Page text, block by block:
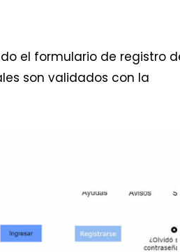
el formulario de registro
son validados con la